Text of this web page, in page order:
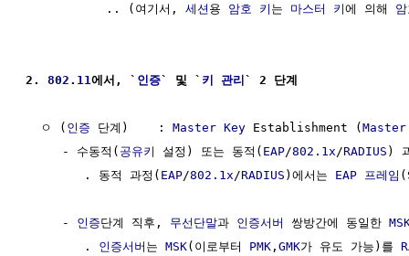
           .. (여기서,
세션 용 암호 키 는 마스터 키에 의해
2. 802.11에서, ` 인증` 및 ` 키 관리` 2 단계
  ㅇ (
인증 단계)    : Master Key Establishment (
     - 수동적(
공유키 설정) 또는 동적( EAP/802.1x /RADIUS )
        . 동적 과정(
EAP/802.1x /RADIUS )에서는 EAP 프레임
     -
인증단계 직후, 무선단말과 인증서버 쌍방간에 동일한
        .
인증서버 는 MSK(이로부터 PMK , GMK가 유도 가능)를